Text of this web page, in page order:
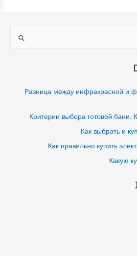
Разница между инфракрасной и
Критерии выбора готовой бани.
Как выбрать и